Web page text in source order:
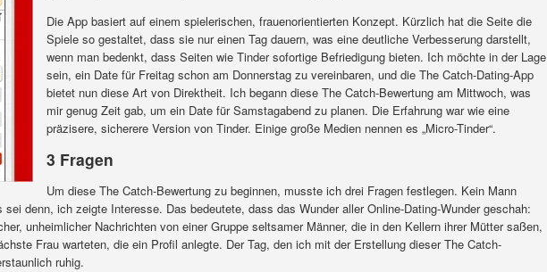
Die App basiert auf einem spielerischen, frauenorientierten Konzept. Kürzlich hat die Seite die
Spiele so gestaltet, dass sie nur einen Tag dauern, was eine deutliche Verbesserung darstellt,
wenn man bedenkt, dass Seiten wie Tinder sofortige Befriedigung bieten. Ich möchte in der Lage
sein, ein Date für Freitag schon am Donnerstag zu vereinbaren, und die The Catch-Dating-App
bietet nun diese Art von Direktheit. Ich begann diese The Catch-Bewertung am Mittwoch, was
mir genug Zeit gab, um ein Date für Samstagabend zu planen. Die Erfahrung war wie eine
präzisere, sicherere Version von Tinder. Einige große Medien nennen es „Micro-Tinder“.
3 Fragen
Um diese The Catch-Bewertung zu beginnen, musste ich drei Fragen festlegen. Kein Mann
denn, ich zeigte Interesse. Das bedeutete, dass das Wunder aller Online-Dating-Wunder geschah:
unheimlicher Nachrichten von einer Gruppe seltsamer Männer, die in den Kellern ihrer Mütter saßen,
Frau warteten, die ein Profil anlegte. Der Tag, den ich mit der Erstellung dieser The Catch-
ruhig.